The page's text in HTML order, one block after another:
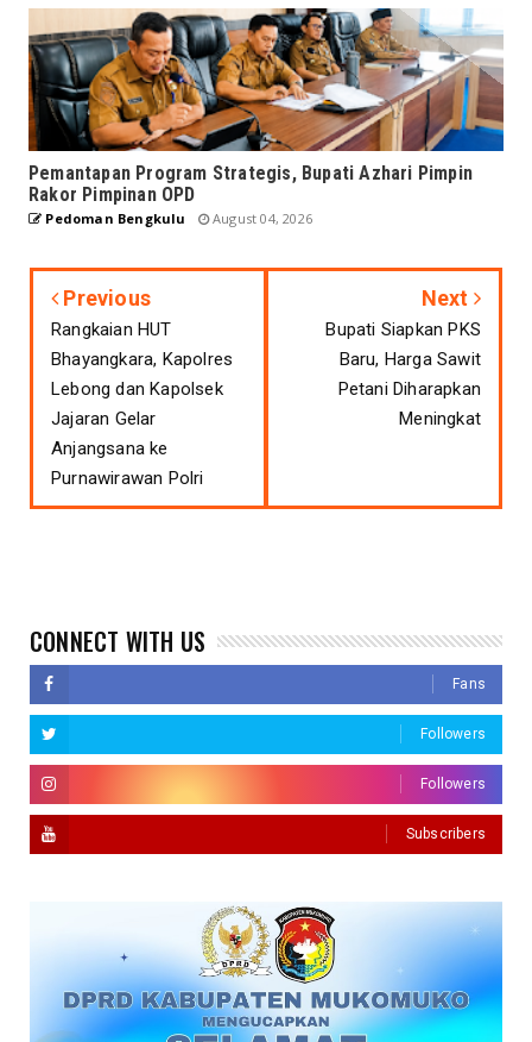
Pemantapan Program Strategis, Bupati Azhari Pimpin
Rakor Pimpinan OPD
Pedoman Bengkulu August 04, 2026
Previous
Rangkaian HUT
Bhayangkara, Kapolres
Lebong dan Kapolsek
Jajaran Gelar
Anjangsana ke
Purnawirawan Polri
Next
Bupati Siapkan PKS
Baru, Harga Sawit
Petani Diharapkan
Meningkat
CONNECT WITH US
Fans
Followers
Followers
Subscribers